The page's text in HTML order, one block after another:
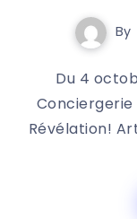
By
Du 4
Conciergerie
Révélation!